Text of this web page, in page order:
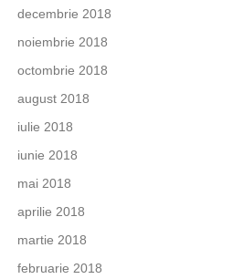
decembrie 2018
noiembrie 2018
octombrie 2018
august 2018
iulie 2018
iunie 2018
mai 2018
aprilie 2018
martie 2018
februarie 2018